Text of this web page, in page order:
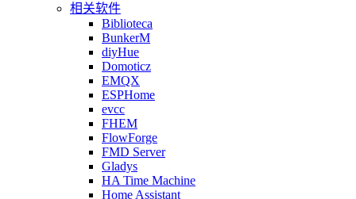
相关软件
Biblioteca
BunkerM
diyHue
Domoticz
EMQX
ESPHome
evcc
FHEM
FlowForge
FMD Server
Gladys
HA Time Machine
Home Assistant